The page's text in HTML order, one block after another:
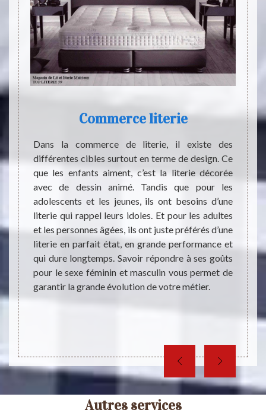
lieu
de
des
une
Commerce literie
Dans la commerce de literie, il existe des
différentes cibles surtout en terme de design. Ce
que les enfants aiment, c’est la literie décorée
avec de dessin animé. Tandis que pour les
adolescents et les jeunes, ils ont besoins d’une
literie qui rappel leurs idoles. Et pour les adultes
et les personnes âgées, ils ont juste préférés d’une
literie en parfait état, en grande performance et
qui dure longtemps. Savoir répondre à ses goûts
pour le sexe féminin et masculin vous permet de
garantir la grande évolution de votre métier.
Le lit
lit
vos
prêt
Autres services